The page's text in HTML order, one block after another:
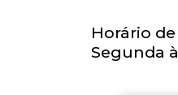
Horário
Segunda